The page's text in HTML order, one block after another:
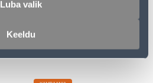
Luba valik
Keeldu
MUST
1
0